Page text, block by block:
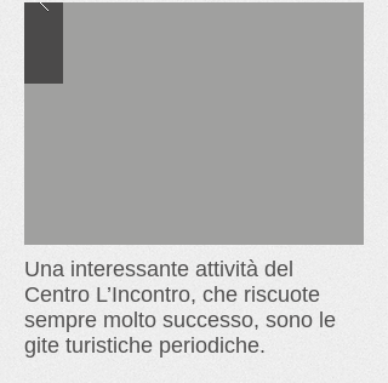
Una interessante attività del
Centro L’Incontro, che riscuote
sempre molto successo, sono le
gite turistiche periodiche.